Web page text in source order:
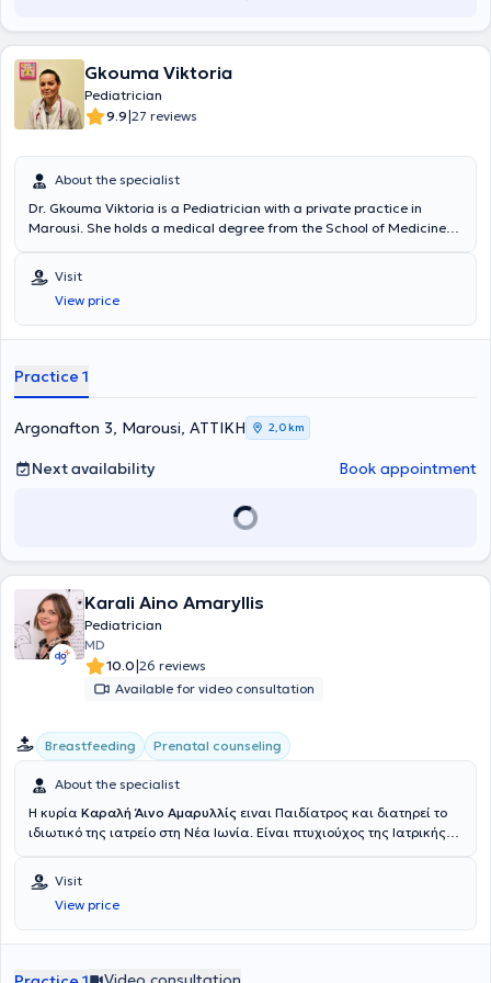
Gkouma Viktoria
Pediatrician
9.9|27 reviews
About the specialist
Dr. Gkouma Viktoria is a Pediatrician with a private practice in
Marousi. She holds a medical degree from the School of Medicine
at the Pediatric Clinic of the General Hospital of Kastoria, the
University General Hospital of Larissa, and the University Pediatric
Surgery Clinic in Lausanne, Switzerland (CHUV). Currently, she
serves as an attending physician at the 2nd Pediatric Clinic of the
Visit
View price
Practice 1
Argonafton 3, Marousi, ΑΤΤΙΚΗ 2,0 km
Next availability Book appointment
Karali Aino Amaryllis
Pediatrician
MD
10.0|26 reviews
Available for video consultation
Breastfeeding Prenatal counseling
About the specialist
Η κυρία Καραλή Άινο Αμαρυλλίς ειναι Παιδίατρος και διατηρεί το
ιδιωτικό της ιατρείο στη Νέα Ιωνία. Είναι πτυχιούχος της Ιατρικής
Αθηνών. Κατά τη διάρκεια των σπουδών της, είχε την ευκαιρία να
εργαστεί ως εκπαιδευόμενος ιατρός στο Πανεπιστημιακό
Νοσοκομείο North Karelia Central Hospital της Φινλανδίας. Η
εκπαίδευσή της στην Παιδιατρική ξεκίνησε με τη Νεογνολογική
Καποδιστριακού Νοσοκομείου Αθηνών ενώ ακολούθως
Visit
View price